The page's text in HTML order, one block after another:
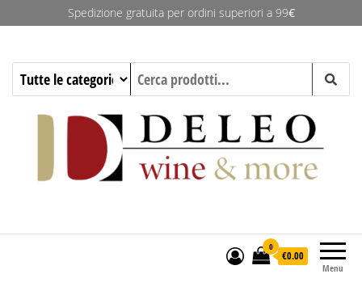
Spedizione gratuita per ordini superiori a 99€
Deleo Wine & More
Menu
0
€0.00